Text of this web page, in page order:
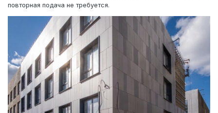
повторная подача не требуется.